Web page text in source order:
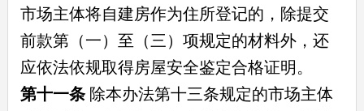
市场主体将自建房作为住所登记的，除提交
前款第（一）至（三）项规定的材料外，还
应依法依规取得房屋安全鉴定合格证明。
第十一条除本办法第十三条规定的市场主体